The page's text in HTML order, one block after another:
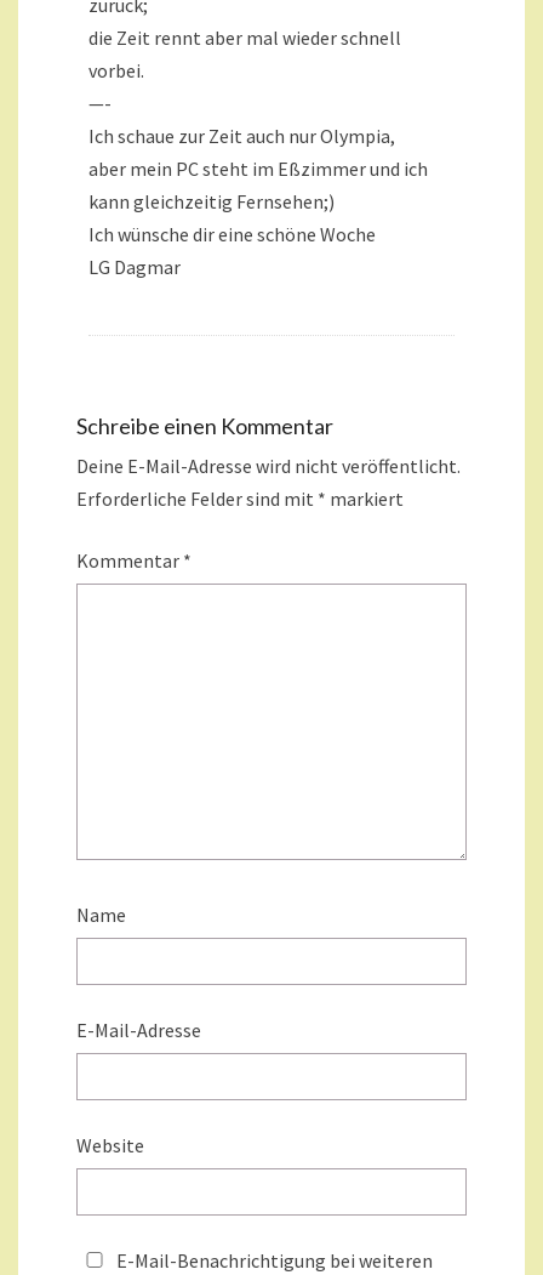
zurück;
die Zeit rennt aber mal wieder schnell
vorbei.
—-
Ich schaue zur Zeit auch nur Olympia,
aber mein PC steht im Eßzimmer und ich
kann gleichzeitig Fernsehen;)
Ich wünsche dir eine schöne Woche
LG Dagmar
Schreibe einen Kommentar
Deine E-Mail-Adresse wird nicht veröffentlicht.
Erforderliche Felder sind mit * markiert
Kommentar *
Name
E-Mail-Adresse
Website
E-Mail-Benachrichtigung bei weiteren